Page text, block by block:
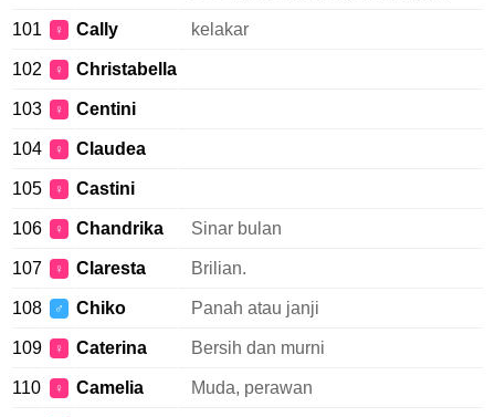
101 ♀ Cally kelakar
102 ♀ Christabella
103 ♀ Centini
104 ♀ Claudea
105 ♀ Castini
106 ♀ Chandrika Sinar bulan
107 ♀ Claresta Brilian.
108 ♂ Chiko Panah atau janji
109 ♀ Caterina Bersih dan murni
110 ♀ Camelia Muda, perawan